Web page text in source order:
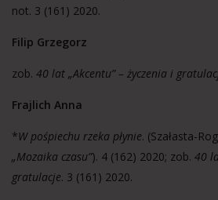
not. 3 (161) 2020.
Filip Grzegorz
zob. 40 lat „Akcentu” – życzenia i
Frajlich Anna
*W pośpiechu rzeka płynie. (Szałasta-
„Mozaika czasu”). 4 (162) 2020; zob. 40
gratulacje. 3 (161) 2020.